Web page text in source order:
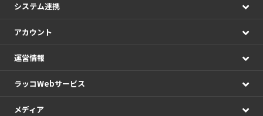
システム連携
アカウント
運営情報
ラッコWebサービス
メディア